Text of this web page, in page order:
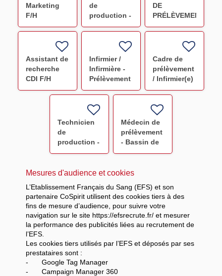
Marketing
F/H
de
production -
Préparation
DE
PRÉLÈVEMENT
F/H
Assistant de
recherche
CDI F/H
Infirmier /
Infirmière -
Prélèvement
F/H
Cadre de
prélèvement
/ Infirmier(e)
de
coordination
-Bassin
Ouest
Saint-Lô
Technicien
de
production -
Préparation
Strasbourg
Médecin de
prélèvement
- Bassin de
Lille F/H
Mesures d'audience et cookies
L’Etablissement Français du Sang (EFS) et son
partenaire CoSpirit utilisent des cookies tiers à des
fins de mesure d’audience, pour suivre votre
navigation sur le site https://efsrecrute.fr/ et mesurer
la performance des publicités liées au recrutement de
l’EFS.
Les cookies tiers utilisés par l’EFS et déposés par ses
prestataires sont :
-
Google Tag Manager
-
Campaign Manager 360